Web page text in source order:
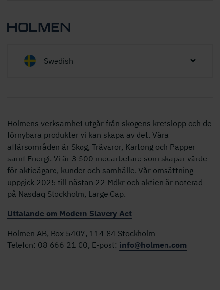
Swedish
Holmens verksamhet utgår från skogens kretslopp och de
förnybara produkter vi kan skapa av det. Våra
affärsområden är Skog, Trävaror, Kartong och Papper
samt Energi. Vi är 3 500 medarbetare som skapar värde
för aktieägare, kunder och samhälle. Vår omsättning
uppgick 2025 till nästan 22 Mdkr och aktien är noterad
på Nasdaq Stockholm, Large Cap.
Uttalande om Modern Slavery Act
Holmen AB, Box 5407, 114 84 Stockholm
Telefon: 08 666 21 00, E-post: info@holmen.com